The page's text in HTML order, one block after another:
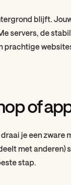
blijft.
servers, de
of
je een zware
met anderen)
stap.